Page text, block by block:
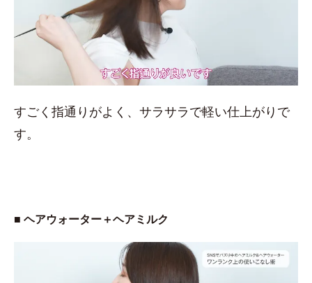
すごく指通りがよく、サラサラで軽い仕上がりで
す。
■ ヘアウォーター＋ヘアミルク